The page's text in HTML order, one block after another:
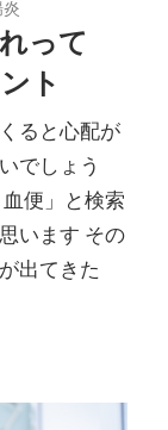
って
ト
ると心配が
でしょう
便」と検索
います その
出てきた